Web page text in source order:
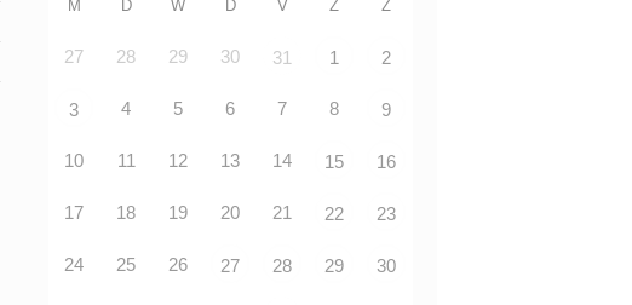
M D W D V Z Z
27 28 29 30 31 1 2
3 4 5 6 7 8 9
10 11 12 13 14 15 16
17 18 19 20 21 22 23
24 25 26 27 28 29 30